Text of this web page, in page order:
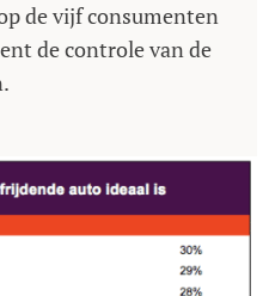
de vijf consumenten
de controle van de